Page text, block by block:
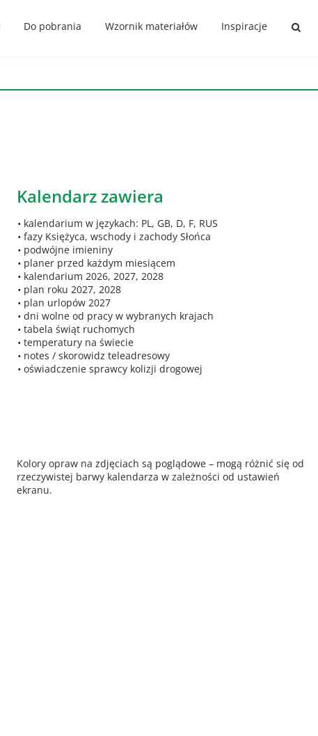
Do pobrania Wzornik materiałów Inspiracje
Kalendarz zawiera
kalendarium w językach: PL, GB, D, F, RUS
fazy Księżyca, wschody i zachody Słońca
podwójne imieniny
planer przed każdym miesiącem
kalendarium 2026, 2027, 2028
plan roku 2027, 2028
plan urlopów 2027
dni wolne od pracy w wybranych krajach
tabela świąt ruchomych
temperatury na świecie
notes / skorowidz teleadresowy
oświadczenie sprawcy kolizji drogowej
Kolory opraw na zdjęciach są poglądowe – mogą różnić się od
rzeczywistej barwy kalendarza w zależności od ustawień
ekranu.